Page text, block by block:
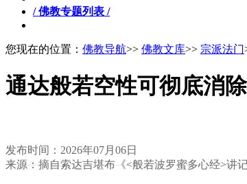
/ 佛教专题列表 /
您现在的位置： 佛教导航>> 佛教文库>> 宗派法门
通达般若空性可彻底消
发布时间：2026年07月06日
来源：摘自索达吉堪布《<般若波罗蜜多心经>讲